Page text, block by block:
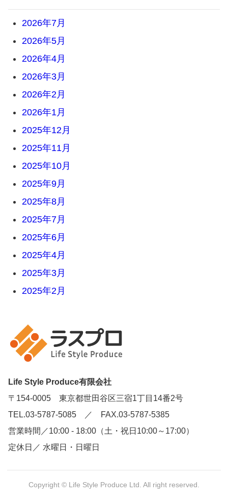
2026年7月
2026年5月
2026年4月
2026年3月
2026年2月
2026年1月
2025年12月
2025年11月
2025年10月
2025年9月
2025年8月
2025年7月
2025年6月
2025年4月
2025年3月
2025年2月
Life Style Produce有限会社
〒154-0005 東京都世田谷区三宿1丁目14番2号
TEL.03-5787-5085 ／ FAX.03-5787-5385
営業時間／10:00 - 18:00（土・祝日10:00～17:00）
定休日／ 水曜日・日曜日
Copyright © Life Style Produce Ltd. All right reserved.